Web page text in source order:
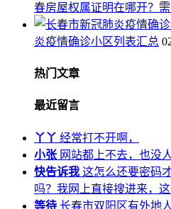
春房屋权属证明在哪开？
炎疫情确诊小区列表汇总
热门文章
最近留言
丫丫 经常打不开啊，
小张 网站都上不去，也没
快告诉我 这怎么还要密码
吗？我网上直接搜进来，
等待 长春市双阳区有外地